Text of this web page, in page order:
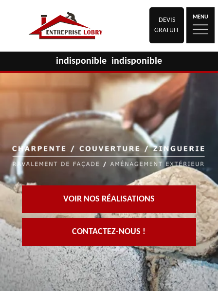
DEVIS
GRATUIT
MENU
indisponible indisponible
VOIR NOS RÉALISATIONS
CONTACTEZ-NOUS !